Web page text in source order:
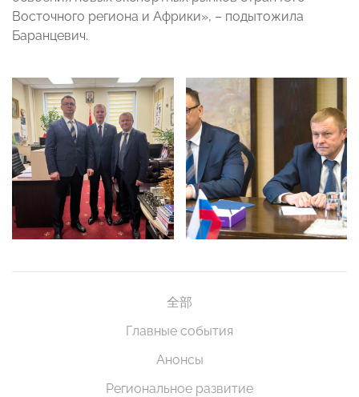
Восточного региона и Африки», – подытожила
Баранцевич.
全部
Главные события
Анонсы
Региональное развитие